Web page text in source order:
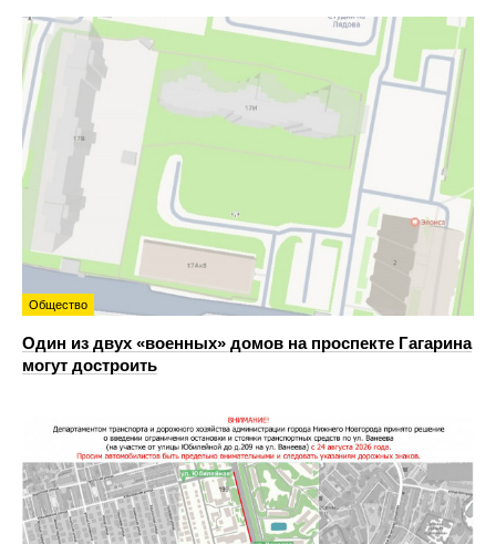
Общество
Один из двух «военных» домов на проспекте Гагарина
могут достроить